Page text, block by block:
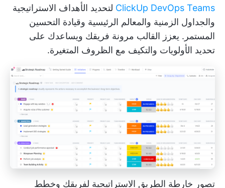
ClickUp DevOps Teams لتحديد الأهداف الاستراتيجية
والجداول الزمنية والمعالم الرئيسية وقيادة التحسين
المستمر. يعزز القالب مرونة فريقك ويساعدك على
تحديد الأولويات والتكيف مع الظروف المتغيرة.
تصور خارطة الطريق الاستراتيجية لفريقك وخطط